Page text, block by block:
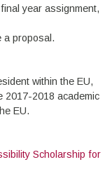
year assignment,
a proposal.
within the EU,
2017-2018 academic
EU.
Scholarship for